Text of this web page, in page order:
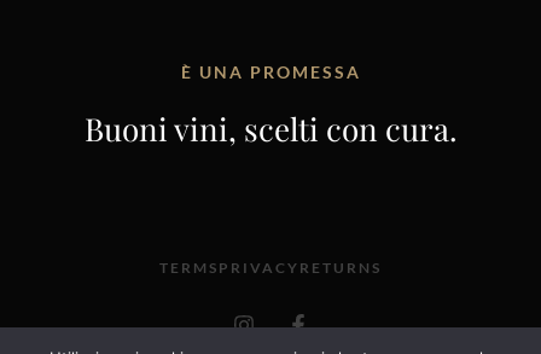
È UNA PROMESSA
Buoni vini, scelti con cura.
TERMS PRIVACY RETURNS
I
n
F
a